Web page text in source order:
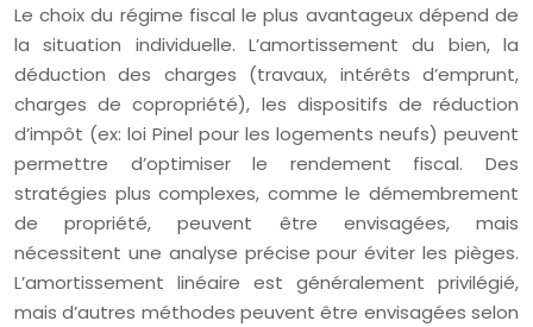
Le choix du régime fiscal le plus avantageux dépend de
la situation individuelle. L’amortissement du bien, la
déduction des charges (travaux, intérêts d’emprunt,
charges de copropriété), les dispositifs de réduction
d’impôt (ex: loi Pinel pour les logements neufs) peuvent
permettre d’optimiser le rendement fiscal. Des
stratégies plus complexes, comme le démembrement
de propriété, peuvent être envisagées, mais
nécessitent une analyse précise pour éviter les pièges.
L’amortissement linéaire est généralement privilégié,
mais d’autres méthodes peuvent être envisagées selon